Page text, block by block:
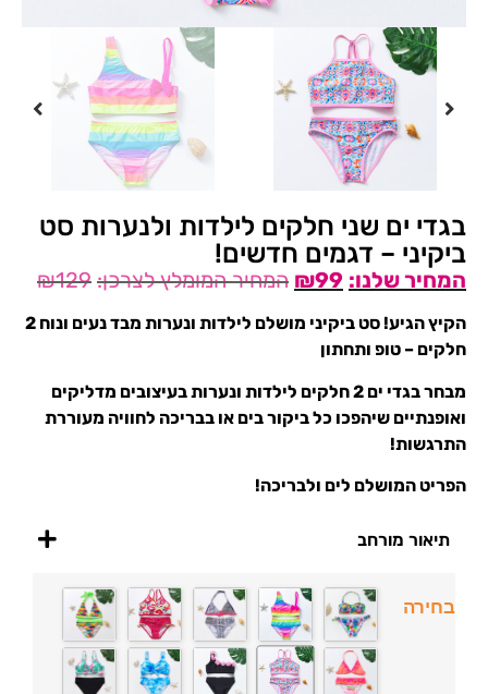
בגדי ים שני חלקים לילדות ולנערות סט
ביקיני – דגמים חדשים!
₪129 ₪99
הקיץ הגיע! סט ביקיני מושלם לילדות ונערות מבד נעים ונוח 2
חלקים – טופ ותחתון
מבחר בגדי ים 2 חלקים לילדות ונערות בעיצובים מדליקים
ואופנתיים שיהפכו כל ביקור בים או בבריכה לחוויה מעוררת
התרגשות!
הפריט המושלם לים ולבריכה!
תיאור מורחב
בחירה